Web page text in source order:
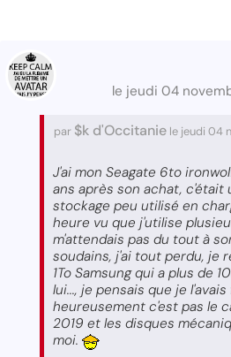
le jeudi 04
par $k d'Occitanie le jeudi 04
J'ai mon Seagate 6to
ans après son achat, c'était
stockage peu utilisé en
heure vu que j'utilise
m'attendais pas du tout à
soudains, j'ai tout perdu, je
1To Samsung qui a plus de
lui..., je pensais que je
heureusement c'est pas le
2019 et les disques
moi.